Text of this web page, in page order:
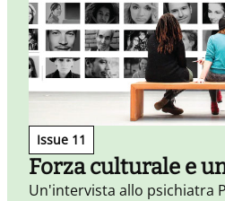
Issue 11
Forza culturale e
Un'intervista allo psichiatra